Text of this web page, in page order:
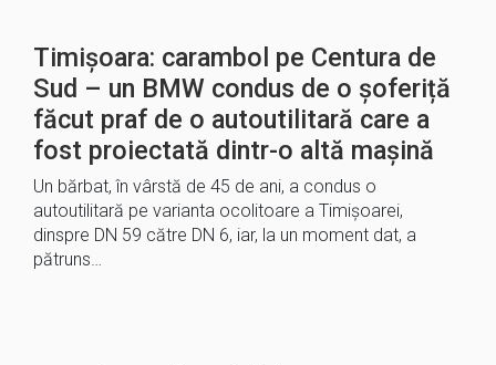
Timișoara: carambol pe Centura de
Sud – un BMW condus de o șoferiță
făcut praf de o autoutilitară care a
fost proiectată dintr-o altă mașină
Un bărbat, în vârstă de 45 de ani, a condus o
autoutilitară pe varianta ocolitoare a Timișoarei,
dinspre DN 59 către DN 6, iar, la un moment dat, a
pătruns…